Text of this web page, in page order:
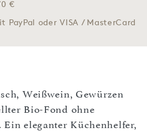
€
PayPal oder VISA / MasterCard
Weißwein, Gewürzen
Bio-Fond ohne
Ein eleganter Küchenhelfer,